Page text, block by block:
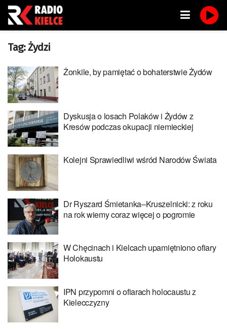
Tag:Żydzi
Żonkile, by pamiętać o bohaterstwie Żydów
Dyskusja o losach Polaków i Żydów z
Kresów podczas okupacji niemieckiej
Kolejni Sprawiedliwi wśród Narodów Świata
Dr Ryszard Śmietanka–Kruszelnicki: z roku
na rok wiemy coraz więcej o pogromie
W Chęcinach i Kielcach upamiętniono ofiary
Holokaustu
IPN przypomni o ofiarach holocaustu z
Kielecczyzny